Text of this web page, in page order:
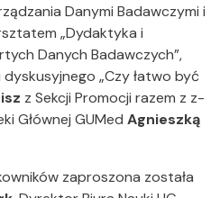
Danymi Badawczymi i
„Dydaktyka i
Danych Badawczych”,
„Czy łatwo być
z Sekcji Promocji razem z z-
Głównej GUMed Agnieszką
zaproszona została